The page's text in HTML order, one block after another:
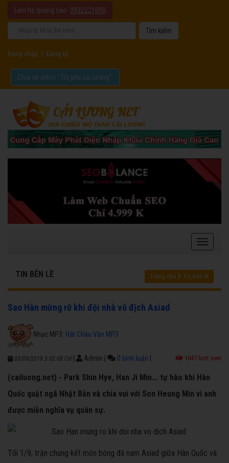
Liên hệ quảng cáo: 0932221090
Đăng nhập Đăng ký
Chia sẻ video "Tôi yêu cải lương".
TIN BÊN LỀ Trang chủ Tin bên lề
Sao Hàn mừng rỡ khi đội nhà vô địch Asiad
Nhạc MP3: Hát Chầu Văn MP3
03/09/2018 3:02:08 CH Admin 0 bình luận 1047 lượt xem
(cailuong.net) - Park Shin Hye, Han Ji Min... tự hào khi Hàn
Quốc quật ngã Nhật Bản và chia vui với Son Heung Min vì anh
được miễn nghĩa vụ quân sự.
Tối 1/9, trận chung kết môn bóng đá nam Asiad giữa Hàn Quốc và